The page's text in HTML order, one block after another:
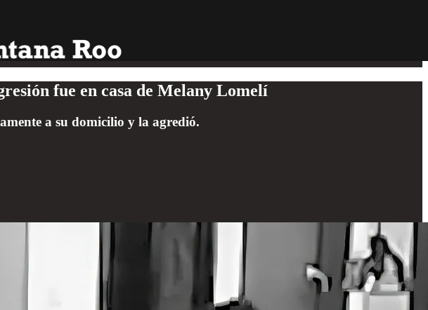
fue en casa de Melany Lomelí
a su domicilio y la agredió.